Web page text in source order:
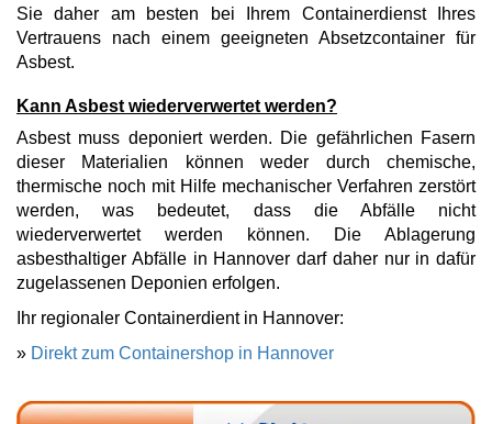
Sie daher am besten bei Ihrem Containerdienst Ihres
Vertrauens nach einem geeigneten Absetzcontainer für
Asbest.
Kann Asbest wiederverwertet werden?
Asbest muss deponiert werden. Die gefährlichen Fasern
dieser Materialien können weder durch chemische,
thermische noch mit Hilfe mechanischer Verfahren zerstört
werden, was bedeutet, dass die Abfälle nicht
wiederverwertet werden können. Die Ablagerung
asbesthaltiger Abfälle in Hannover darf daher nur in dafür
zugelassenen Deponien erfolgen.
Ihr regionaler Containerdient in Hannover:
» Direkt zum Containershop in Hannover